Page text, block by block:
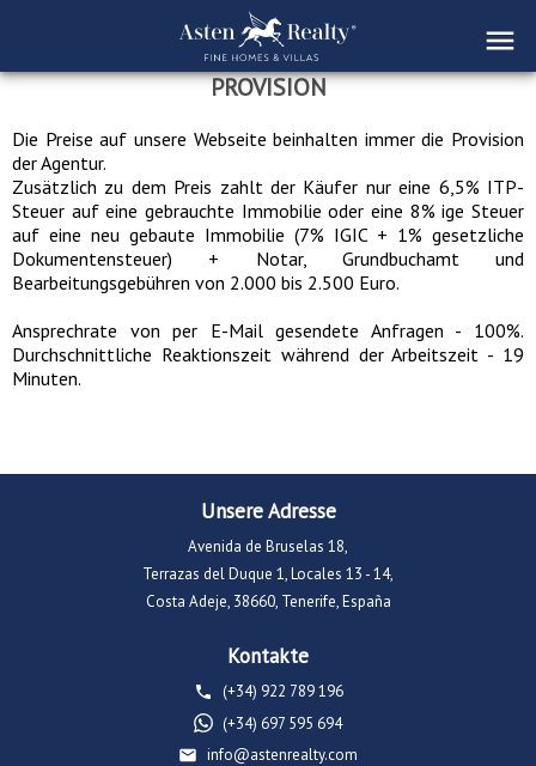
PROVISION
Die Preise auf unsere Webseite beinhalten immer die Provision
der Agentur.
Zusätzlich zu dem Preis zahlt der Käufer nur eine 6,5% ITP-
Steuer auf eine gebrauchte Immobilie oder eine 8% ige Steuer
auf eine neu gebaute Immobilie (7% IGIC + 1% gesetzliche
Dokumentensteuer) + Notar, Grundbuchamt und
Bearbeitungsgebühren von 2.000 bis 2.500 Euro.
Ansprechrate von per E-Mail gesendete Anfragen - 100%.
Durchschnittliche Reaktionszeit während der Arbeitszeit - 19
Minuten.
Unsere Adresse
Avenida de Bruselas 18,
Terrazas del Duque 1, Locales 13 - 14,
Costa Adeje, 38660, Tenerife, España
Kontakte
(+34) 922 789 196
(+34) 697 595 694
info@astenrealty.com